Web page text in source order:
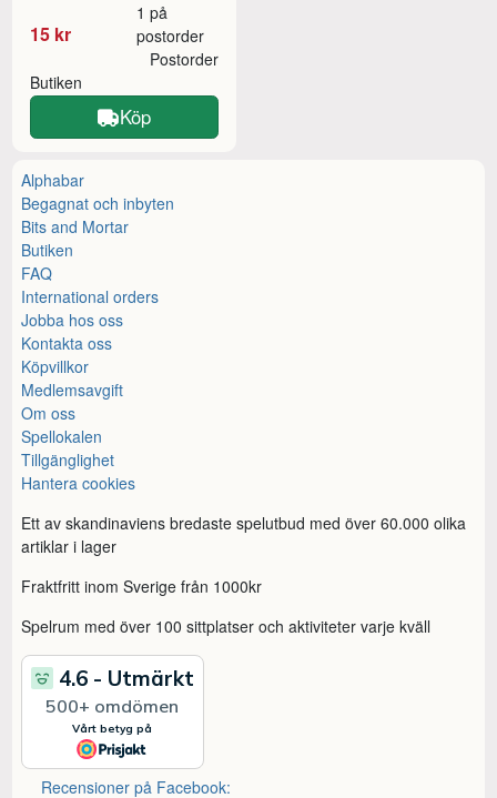
15 kr
1 på
postorder
Butiken
Postorder
Köp
Alphabar
Begagnat och inbyten
Bits and Mortar
Butiken
FAQ
International orders
Jobba hos oss
Kontakta oss
Köpvillkor
Medlemsavgift
Om oss
Spellokalen
Tillgänglighet
Hantera cookies
Ett av skandinaviens bredaste spelutbud med över 60.000 olika
artiklar i lager
Fraktfritt inom Sverige från 1000kr
Spelrum med över 100 sittplatser och aktiviteter varje kväll
Recensioner på Facebook: